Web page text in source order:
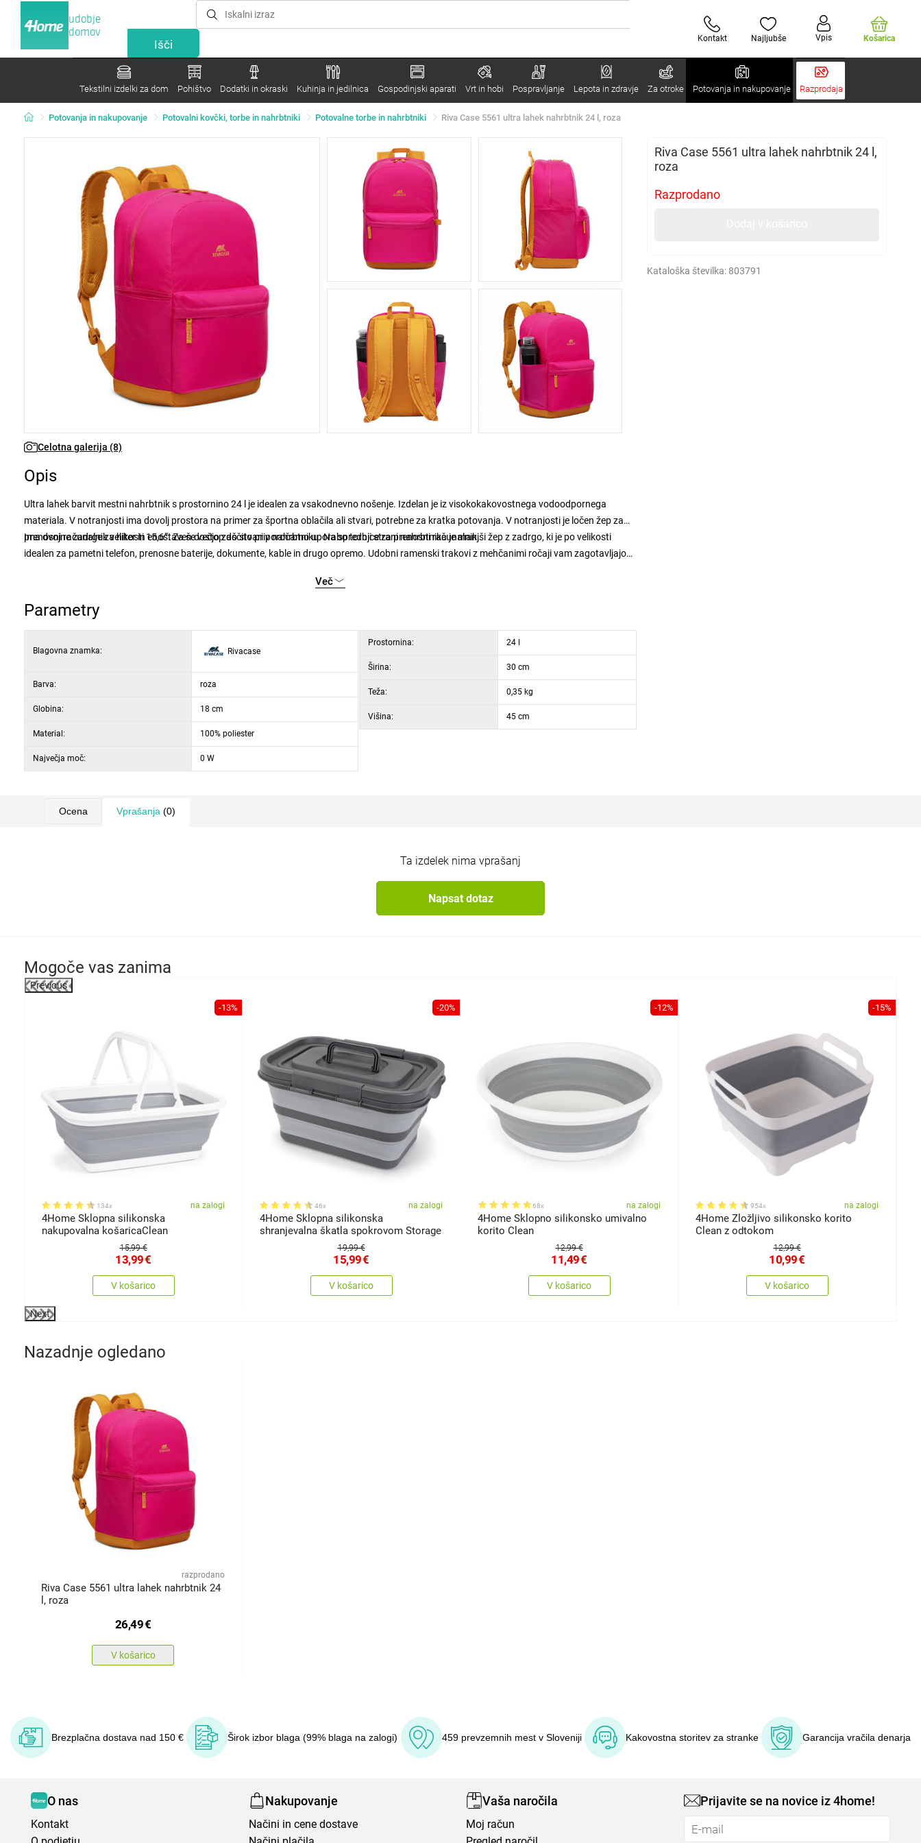
udobje
domov
Kontakt Najljubše Vpis Košarica
Tekstilni izdelki za dom Pohištvo Dodatki in okraski Kuhinja in jedilnica Gospodinjski aparati Vrt in hobi Pospravljanje Lepota in zdravje Za otroke Potovanja in nakupovanje Razprodaja
Potovanja in nakupovanje Potovalni kovčki, torbe in nahrbtniki Potovalne torbe in nahrbtniki Riva Case 5561 ultra lahek nahrbtnik 24 l, roza
Celotna galerija (8)
Riva Case 5561 ultra lahek nahrbtnik 24 l,
roza
Razprodano
Kataloška številka: 803791
Opis
Ultra lahek barvit mestni nahrbtnik s prostornino 24 l je idealen za vsakodnevno nošenje. Izdelan je iz visokokakovostnega vodoodpornega
materiala. V notranjosti ima dovolj prostora na primer za športna oblačila ali stvari, potrebne za kratka potovanja. V notranjosti je ločen žep za
prenosni računalnik velikosti 15,6”. Za še večjo zaščito priporočamo uporabo torbice za prenosni računalnik.
Ima dvojne zadrge za hiter in enostaven dostop do stvari v nahrbtniku. Na sprednji strani nahrbtnika je manjši žep z zadrgo, ki je po velikosti
idealen za pametni telefon, prenosne baterije, dokumente, kable in drugo opremo. Udobni ramenski trakovi z mehčanimi ročaji vam zagotavljajo
Več
Parametry
Blagovna znamka: Rivacase
Barva: roza
Globina: 18 cm
Material: 100% poliester
Največja moč: 0 W
Prostornina: 24 l
Širina: 30 cm
Teža: 0,35 kg
Višina: 45 cm
Ocena Vprašanja (0)
Ta izdelek nima vprašanj
Napsat dotaz
Mogoče vas zanima
Previous
-13%
134x na zalogi
4Home Sklopna silikonska
nakupovalna košaricaClean
15,99 €
13,99€
V košarico
-20%
46x na zalogi
4Home Sklopna silikonska
shranjevalna škatla spokrovom Storage
19,99 €
15,99€
V košarico
-12%
68x na zalogi
4Home Sklopno silikonsko umivalno
korito Clean
12,99 €
11,49€
V košarico
-15%
954x na zalogi
4Home Zložljivo silikonsko korito
Clean z odtokom
12,99 €
10,99€
V košarico
Next
Nazadnje ogledano
razprodano
Riva Case 5561 ultra lahek nahrbtnik 24
l, roza
26,49€
V košarico
Brezplačna dostava nad 150 € Širok izbor blaga (99% blaga na zalogi) 459 prevzemnih mest v Sloveniji Kakovostna storitev za stranke Garancija vračila denarja
O nas
Kontakt
Nakupovanje
Načini in cene dostave
Vaša naročila
Moj račun
Prijavite se na novice iz 4home!